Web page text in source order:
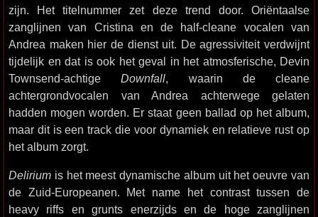
zijn. Het titelnummer zet deze trend door. Oriëntaalse
zanglijnen van Cristina en de half-cleane vocalen van
Andrea maken hier de dienst uit. De agressiviteit verdwijnt
tijdelijk en dat is ook het geval in het atmosferische, Devin
Townsend-achtigeDownfall, waarin de cleane
achtergrondvocalen van Andrea achterwege gelaten
hadden mogen worden. Er staat geen ballad op het album,
maar dit is een track die voor dynamiek en relatieve rust op
het album zorgt.
Delirium is het meest dynamische album uit het oeuvre van
de Zuid-Europeanen. Met name het contrast tussen de
heavy riffs en grunts enerzijds en de hoge zanglijnen